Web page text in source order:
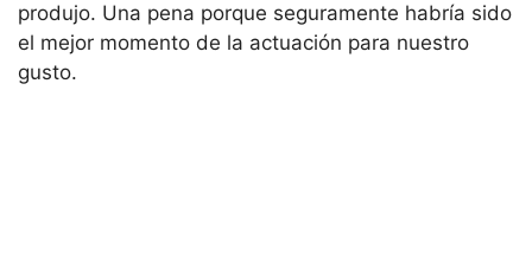
produjo. Una pena porque seguramente habría sido
el mejor momento de la actuación para nuestro
gusto.